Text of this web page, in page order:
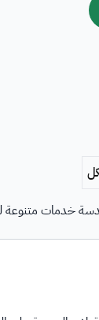
خدمات متنوعة